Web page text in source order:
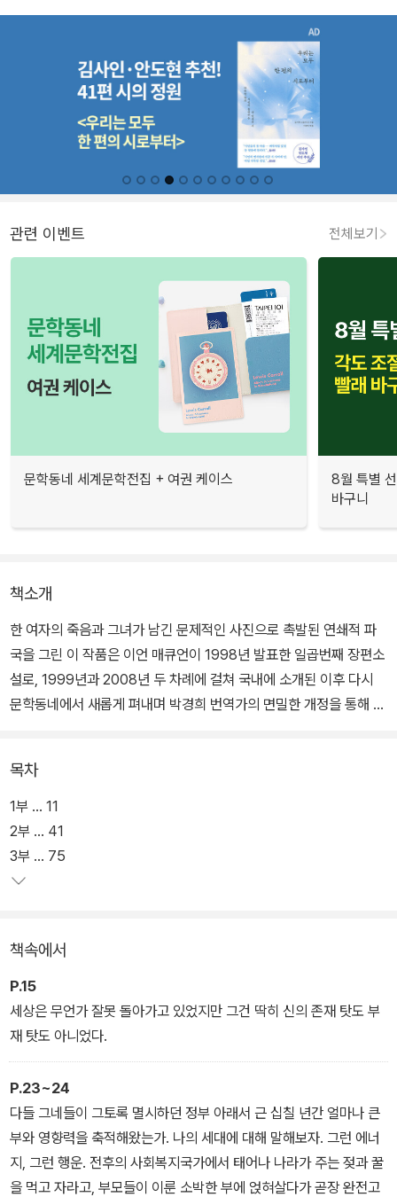
관련 이벤트 전체보기
문학동네 세계문학전집 + 여권 케이스
8월 특별
바구니
책소개
한 여자의 죽음과 그녀가 남긴 문제적인 사진으로 촉발된 연쇄적 파
국을 그린 이 작품은 이언 매큐언이 1998년 발표한 일곱번째 장편소
설로, 1999년과 2008년 두 차례에 걸쳐 국내에 소개된 이후 다시
문학동네에서 새롭게 펴내며 박경희 번역가의 면밀한 개정을 통해 매
『첫 사랑, 마지막 의식』(1975)으로 데뷔한 후 충격적인 소재와 대담
한 스타일로 인간 밑바닥의 기이한 욕망을 낱낱이 해부하며 “엽기 이
언Ian Macabre”이라는 별명까지 붙었던 매큐언은 『차일드 인 타
임』(1987)을 기점으로 동시대의 윤리와 사회문제, 역사 등 보다 거
시적인 측면으로 관심을 확장했다. 이 시기의 대표작으로 꼽히는 『암
세번째로 부커상 후보에 올랐다. 그리고 마침내 ‘현대의 윤리와 문화
란 어떤 것인지 묻는 냉정하고도 예리한 고찰’이라는 평과 함께 수상
의 영예를 안은 이 작품으로 그는 선정적인 작품으로 이목을 끄는 작
가라는 편견에서 벗어나 영국을 대표하는 지성적인 작가로 자리매김
목차
1부 … 11
2부 … 41
3부 … 75
책속에서
P.15
세상은 무언가 잘못 돌아가고 있었지만 그건 딱히 신의 존재 탓도 부
재 탓도 아니었다.
P.23~24
다들 그네들이 그토록 멸시하던 정부 아래서 근 십칠 년간 얼마나 큰
부와 영향력을 축적해왔는가. 나의 세대에 대해 말해보자. 그런 에너
지, 그런 행운. 전후의 사회복지국가에서 태어나 나라가 주는 젖과 꿀
을 먹고 자라고, 부모들이 이룬 소박한 부에 얹혀살다가 곧장 완전고